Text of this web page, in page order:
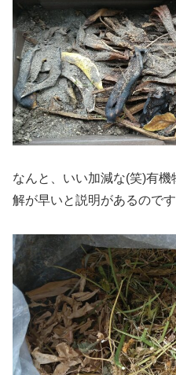
なんと、いい加減な(笑)有
解が早いと説明があるので